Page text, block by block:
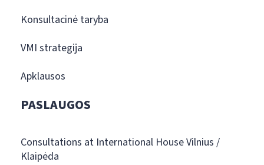
Konsultacinė taryba
VMI strategija
Apklausos
PASLAUGOS
Consultations at International House Vilnius /
Klaipėda